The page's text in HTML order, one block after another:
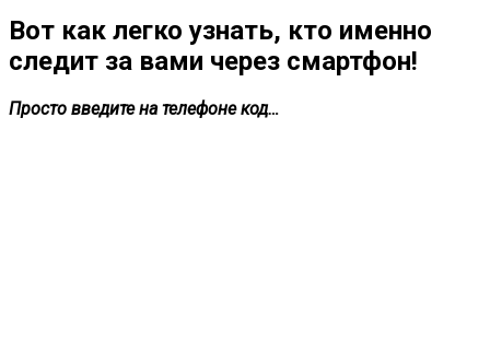
Вот как легко узнать, кто именно
следит за вами через смартфон!
Просто введите на телефоне код…